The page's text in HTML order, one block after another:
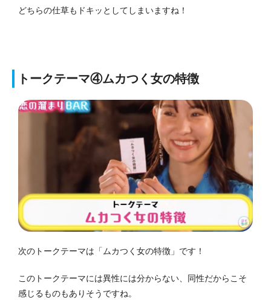
どちらの仕草もドキッとしてしまいますね！
トークテーマ④ムカつく女の特徴
次のトークテーマは「ムカつく女の特徴」です！
このトークテーマには異性には分からない、同性だからこそ
感じるものもありそうですね。